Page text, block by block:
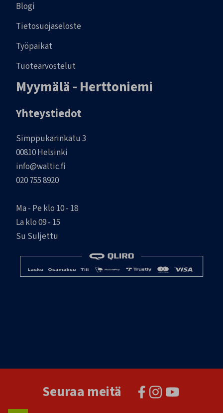
Blogi
Tietosuojaseloste
Työpaikat
Tuotearvostelut
Myymälä - Herttoniemi
Yhteystiedot
Simppukarinkatu 3
00810 Helsinki
info@waltic.fi
020 755 8920
Ma - Pe klo 10 - 18
La klo 09 - 15
Su Suljettu
Seuraa meitä